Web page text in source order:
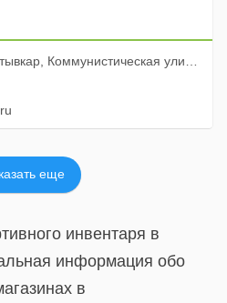
Коммунистическая улица, 52
еще
инвентаря в
информация обо
в